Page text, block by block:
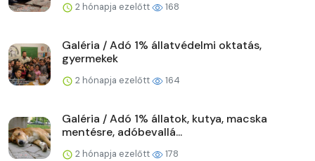
2 hónapja ezelőtt 168
Galéria / Adó 1% állatvédelmi oktatás,
gyermekek
2 hónapja ezelőtt 164
Galéria / Adó 1% állatok, kutya, macska
mentésre, adóbevallá...
2 hónapja ezelőtt 178